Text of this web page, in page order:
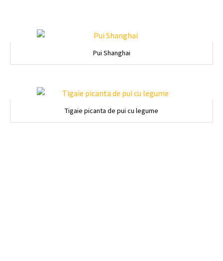
Pui Shanghai
Tigaie picanta de pui cu legume